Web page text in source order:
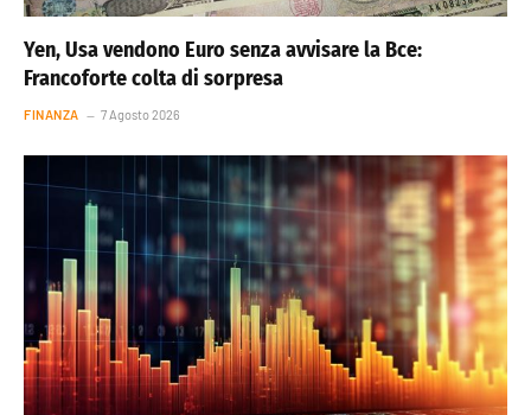
Yen, Usa vendono Euro senza avvisare la Bce:
Francoforte colta di sorpresa
FINANZA 7 Agosto 2026